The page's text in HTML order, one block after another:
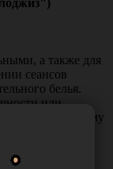
а также для
сеансов
белья.
или
такую проблему